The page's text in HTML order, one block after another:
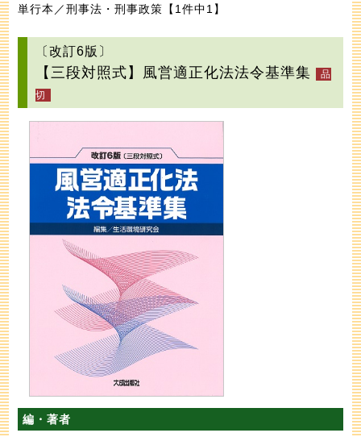
単行本／刑事法・刑事政策【1件中1】
〔改訂6版〕
【三段対照式】風営適正化法法令基準集
編・著者